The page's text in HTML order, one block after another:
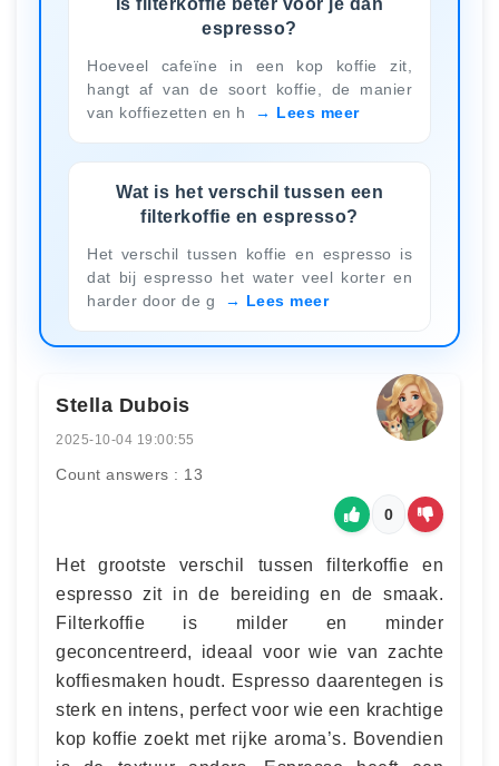
Is filterkoffie beter voor je dan
espresso?
Hoeveel cafeïne in een kop koffie zit,
hangt af van de soort koffie, de manier
van koffiezetten en h
Lees meer
Wat is het verschil tussen een
filterkoffie en espresso?
Het verschil tussen koffie en espresso is
dat bij espresso het water veel korter en
harder door de g
Lees meer
Stella Dubois
2025-10-04 19:00:55
Count answers : 13
0
Het grootste verschil tussen filterkoffie en
espresso zit in de bereiding en de smaak.
Filterkoffie is milder en minder
geconcentreerd, ideaal voor wie van zachte
koffiesmaken houdt. Espresso daarentegen is
sterk en intens, perfect voor wie een krachtige
kop koffie zoekt met rijke aroma’s. Bovendien